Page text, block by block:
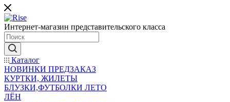
Интернет-магазин представительского класса
Каталог
НОВИНКИ ПРЕДЗАКАЗ
КУРТКИ, ЖИЛЕТЫ
БЛУЗКИ,ФУТБОЛКИ ЛЕТО
ЛЁН